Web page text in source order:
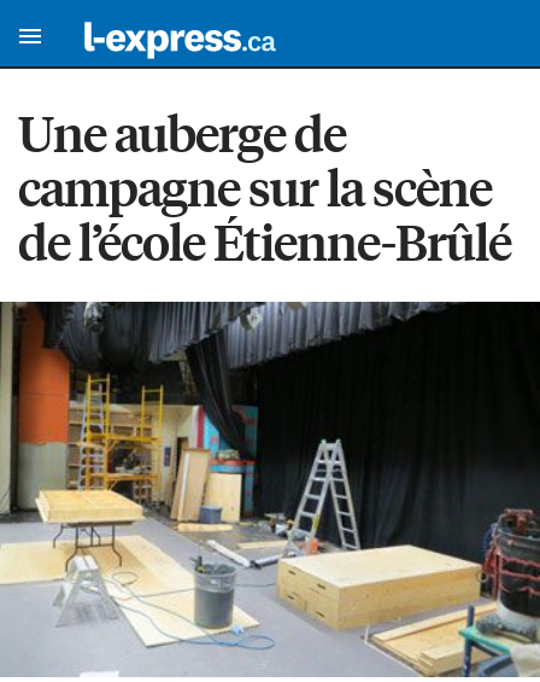
Une auberge de
campagne sur la scène
de l’école Étienne-Brûlé